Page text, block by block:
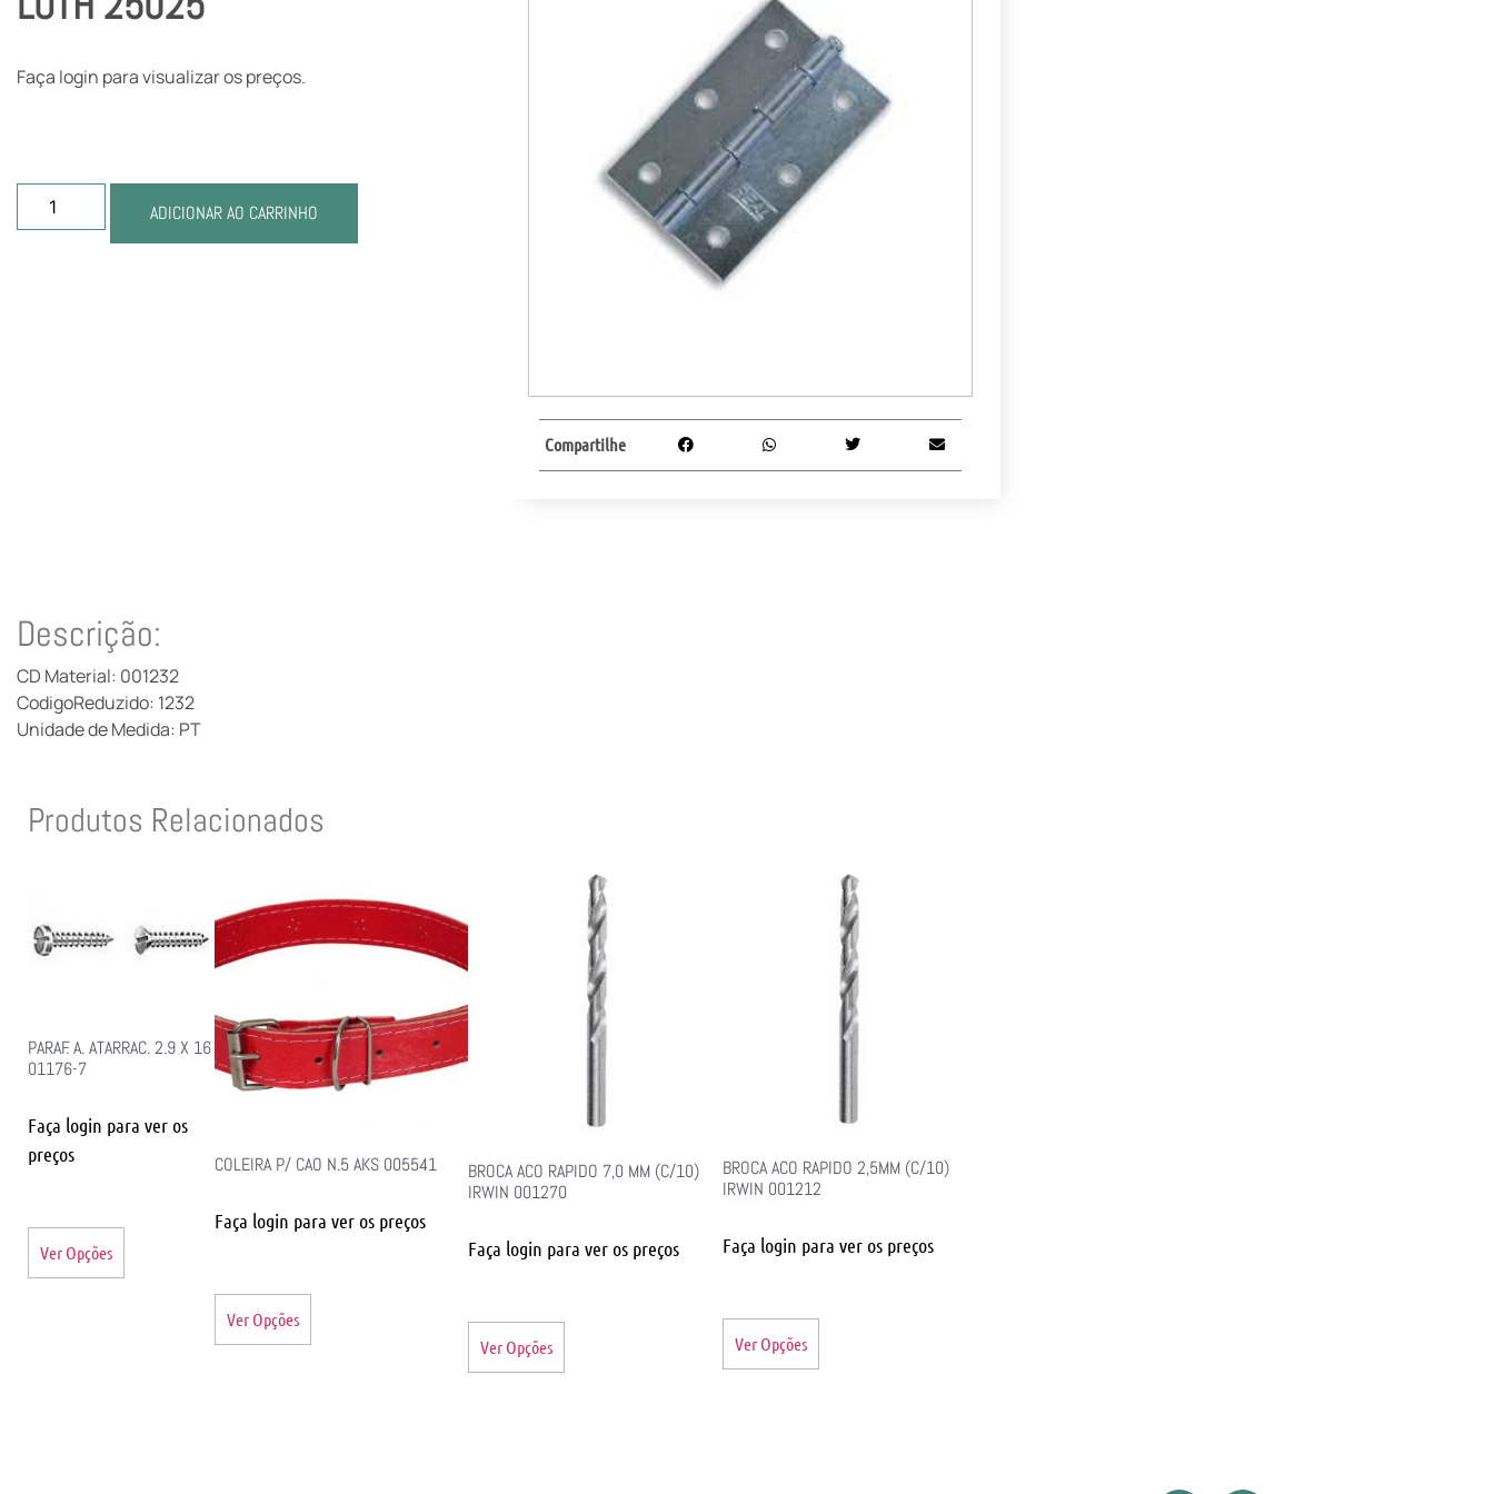
Faça login para visualizar os preços.
ADICIONAR AO CARRINHO
Compartilhe
Descrição:
CD Material: 001232
CodigoReduzido: 1232
Unidade de Medida: PT
Produtos Relacionados
PARAF. A. ATARRAC. 2.9 X 16
01176-7
Faça login para ver os
preços
Ver Opções
COLEIRA P/ CAO N.5 AKS 005541
Faça login para ver os preços
Ver Opções
BROCA ACO RAPIDO 7,0 MM (C/10)
IRWIN 001270
Faça login para ver os preços
Ver Opções
BROCA ACO RAPIDO 2,5MM (C/10)
IRWIN 001212
Faça login para ver os preços
Ver Opções